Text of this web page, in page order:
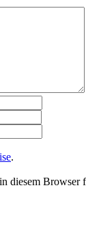
.
diesem Browser